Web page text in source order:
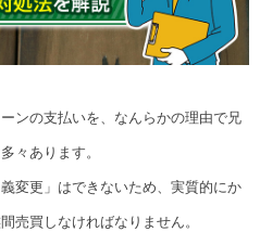
ンの支払いを、なんらかの理由で兄
々あります。
変更」はできないため、実質的にか
売買しなければなりません。